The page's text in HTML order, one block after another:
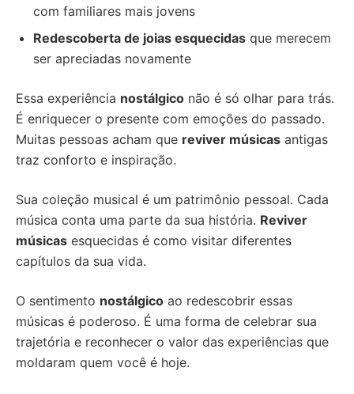
com familiares mais jovens
Redescoberta de joias esquecidas que merecem
ser apreciadas novamente
Essa experiência nostálgico não é só olhar para trás.
É enriquecer o presente com emoções do passado.
Muitas pessoas acham que reviver músicas antigas
traz conforto e inspiração.
Sua coleção musical é um patrimônio pessoal. Cada
música conta uma parte da sua história. Reviver
músicas esquecidas é como visitar diferentes
capítulos da sua vida.
O sentimento nostálgico ao redescobrir essas
músicas é poderoso. É uma forma de celebrar sua
trajetória e reconhecer o valor das experiências que
moldaram quem você é hoje.